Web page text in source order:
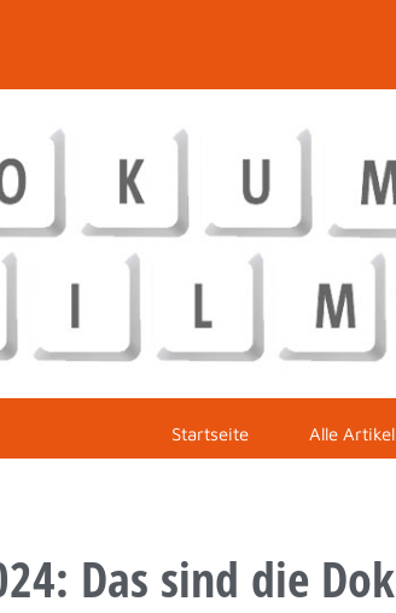
Startseite Alle Artikel
Das sind die